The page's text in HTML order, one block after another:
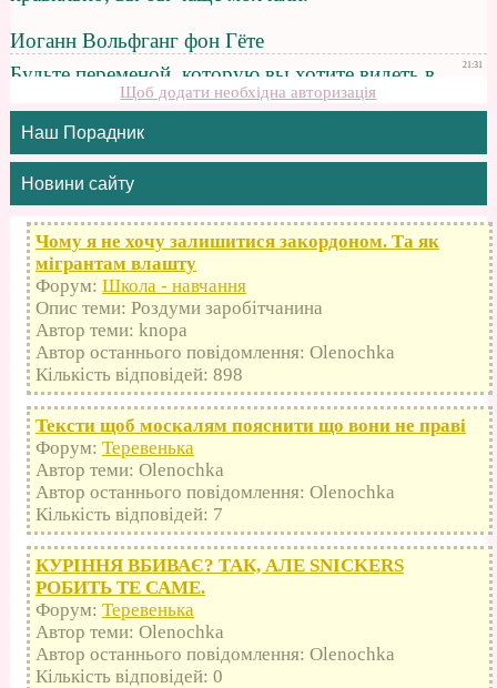
Щоб додати необхідна авторизація
Наш Порадник
Новини сайту
Чому я не хочу залишитися закордоном. Та як
мігрантам влашту
Форум: Школа - навчання
Опис теми: Роздуми заробітчанина
Автор теми: knopa
Автор останнього повідомлення: Olenochka
Кількість відповідей: 898
Тексти щоб москалям пояснити що вони не праві
Форум: Теревенька
Автор теми: Olenochka
Автор останнього повідомлення: Olenochka
Кількість відповідей: 7
КУРІННЯ ВБИВАЄ? ТАК, АЛЕ SNICKERS
РОБИТЬ ТЕ САМЕ.
Форум: Теревенька
Автор теми: Olenochka
Автор останнього повідомлення: Olenochka
Кількість відповідей: 0